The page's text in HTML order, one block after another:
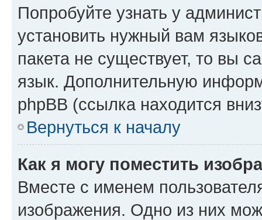
Попробуйте узнать у
установить нужный вам
пакета не существует, то вы
язык. Дополнительную
phpBB (ссылка находится
Вернуться к началу
Как я могу поместить
Вместе с именем
изображения. Одно из них